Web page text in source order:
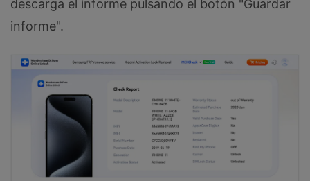
descarga el informe pulsando el botón "Guardar
informe".